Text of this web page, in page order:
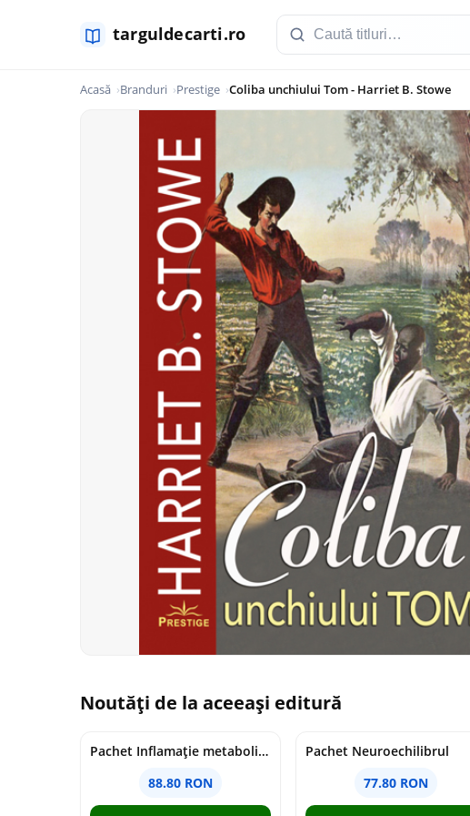
Acasă Branduri Prestige Coliba unchiului Tom - Harriet B. Stowe
Noutăți de la aceeași editură
Pachet Inflamație metabolism și creier
88.80 RON
Pachet Neuroechilibrul
77.80 RON